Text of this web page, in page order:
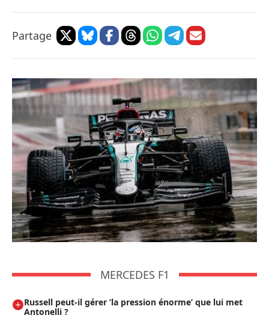
Partage
MERCEDES F1
Russell peut-il gérer ’la pression énorme’ que lui met
Antonelli ?